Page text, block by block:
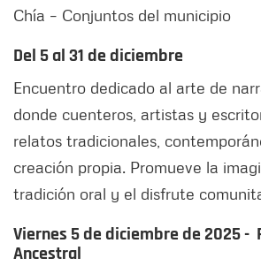
Chía – Conjuntos del municipio
Del 5 al 31 de diciembre
Encuentro dedicado al arte de
donde cuenteros, artistas y
relatos tradicionales,
creación propia. Promueve la
tradición oral y el disfrute
Viernes 5 de diciembre de 2025 -
Ancestral